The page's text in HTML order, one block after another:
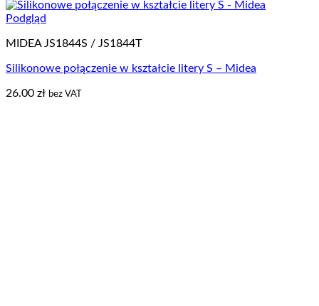
Podgląd
MIDEA JS1844S / JS1844T
Silikonowe połączenie w kształcie litery S – Midea
26.00 zł bez VAT